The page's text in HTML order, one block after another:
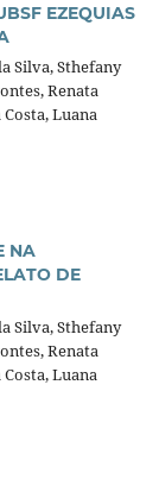
EZEQUIAS
Silva, Sthefany
Renata
Luana
NA
DE
Silva, Sthefany
Renata
Luana